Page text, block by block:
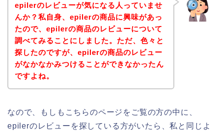
epilerのレビューが気になる人っていませ
んか？私自身、epilerの商品に興味があっ
たので、epilerの商品のレビューについて
調べてみることにしました。ただ、色々と
探したのですが、epilerの商品のレビュー
がなかなかみつけることができなかったん
ですよね。
なので、もしもこちらのページをご覧の方の中に、
epilerのレビューを探している方がいたら、私と同じよ